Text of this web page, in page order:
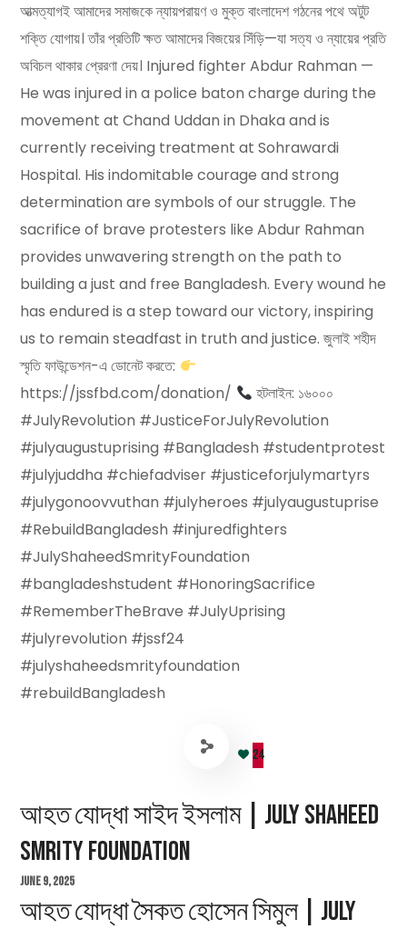
আত্মত্যাগই আমাদের সমাজকে ন্যায়পরায়ণ ও মুক্ত বাংলাদেশ গঠনের পথে অটুট
শক্তি যোগায়। তাঁর প্রতিটি ক্ষত আমাদের বিজয়ের সিঁড়ি—যা সত্য ও ন্যায়ের প্রতি
অবিচল থাকার প্রেরণা দেয়। Injured fighter Abdur Rahman —
He was injured in a police baton charge during the
movement at Chand Uddan in Dhaka and is
currently receiving treatment at Sohrawardi
Hospital. His indomitable courage and strong
determination are symbols of our struggle. The
sacrifice of brave protesters like Abdur Rahman
provides unwavering strength on the path to
building a just and free Bangladesh. Every wound he
has endured is a step toward our victory, inspiring
us to remain steadfast in truth and justice. জুলাই শহীদ
স্মৃতি ফাউন্ডেশন-এ ডোনেট করতে:
https://jssfbd.com/donation/
হটলাইন: ১৬০০০
#JulyRevolution #JusticeForJulyRevolution
#julyaugustuprising #Bangladesh #studentprotest
#julyjuddha #chiefadviser #justiceforjulymartyrs
#julygonoovvuthan #julyheroes #julyaugustuprise
#RebuildBangladesh #injuredfighters
#JulyShaheedSmrityFoundation
#bangladeshstudent #HonoringSacrifice
#RememberTheBrave #JulyUprising
#julyrevolution #jssf24
#julyshaheedsmrityfoundation
#rebuildBangladesh
24
আহত যোদ্ধা সাইদ ইসলাম | July Shaheed
Smrity Foundation
June 9, 2025
আহত যোদ্ধা সৈকত হোসেন সিমুল | July